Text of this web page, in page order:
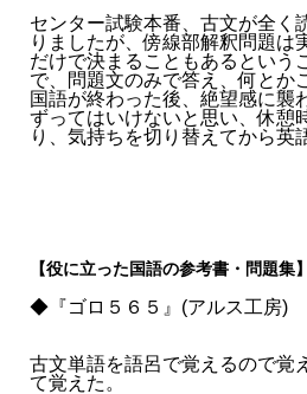
センター試験本番、古文が全く
りましたが、傍線部解釈問題は
だけで決まることもあるという
で、問題文のみで答え、何とか
国語が終わった後、絶望感に襲
ずってはいけないと思い、休憩
り、気持ちを切り替えてから英
【役に立った国語の参考書・問題集】
◆『ゴロ５６５』(アルス工房)
古文単語を語呂で覚えるので覚
て覚えた。